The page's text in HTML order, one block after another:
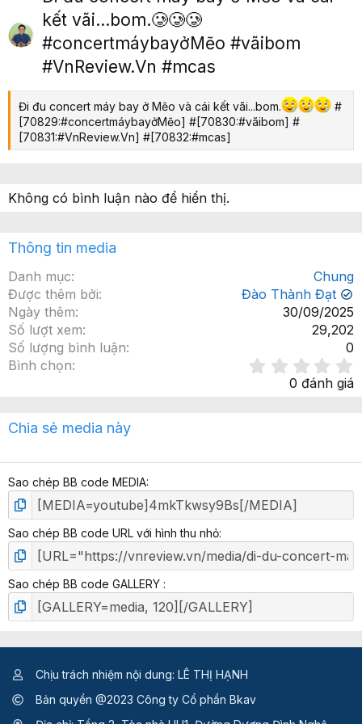
c
kết vãi...bom.🥲🥲🥲
#concertmáybayởMẽo #vãibom
#VnReview.Vn #mcas
Đi đu concert máy bay ở Mẽo và cái kết vãi...bom.
#
[70829:#concertmáybayởMẽo] #[70830:#vãibom] #
[70831:#VnReview.Vn] #[70832:#mcas]
Không có bình luận nào để hiển thị.
Thông tin media
Danh mục
Chung
Được thêm bởi
Đào Thành Đạt ✔
Ngày thêm
30/09/2025
Số lượt xem
29,202
Số lượng bình luận
0
Bình chọn
.
0
g
0 đánh giá
Chia sẻ media này
Sao chép BB code MEDIA
Sao chép BB code URL với hình thu nhỏ
Sao chép BB code GALLERY
Chịu trách nhiệm nội dung: LÊ THỊ HẠNH
Bản quyền @2023 Công ty Cổ phần Bkav